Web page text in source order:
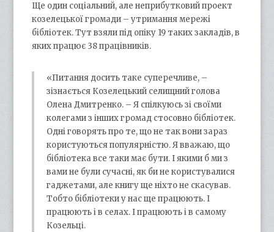
Ще один соціальний, але неприбутковий проект
козелецької громади – утримання мережі
бібліотек. Тут взяли під опіку 19 таких закладів, в
яких працює 38 працівників.
«Питання досить таке суперечливе, –
зізнається Козелецький селищний голова
Олена Дмитренко. – Я спілкуюсь зі своїми
колегами з інших громад стосовно бібліотек.
Одні говорять про те, що не так вони зараз
користуються популярністю. Я вважаю, що
бібліотека все таки має бути. І якими б ми з
вами не були сучасні, як би не користувалися
гаджетами, але книгу ще ніхто не скасував.
Тобто бібліотеки у нас ще працюють. І
працюють і в селах. І працюють і в самому
Козельці.